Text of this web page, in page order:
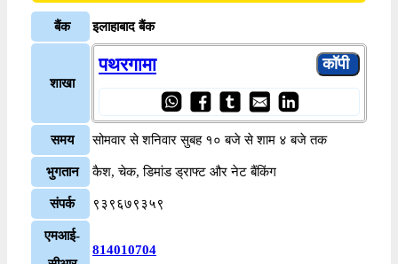
बैंक इलाहाबाद बैंक
शाखा
पथरगामा
समय सोमवार से शनिवार सुबह १० बजे से शाम ४ बजे तक
भुगतान कैश, चेक, डिमांड ड्राफ्ट और नेट बैंकिंग
संपर्क ९३९६७९३५९
एमआई-
814010704